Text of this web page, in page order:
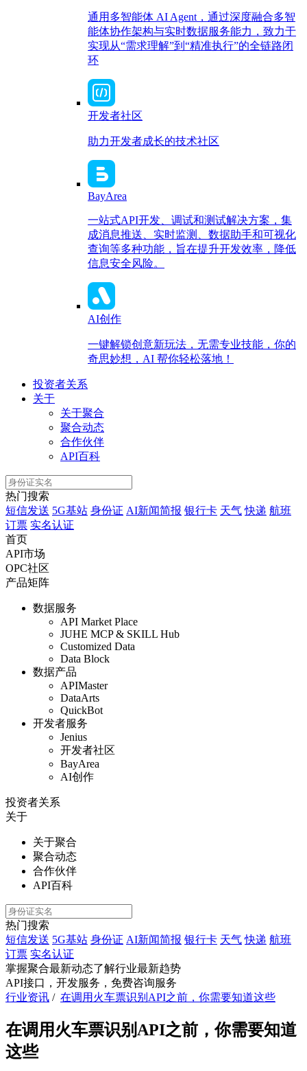
通用多智能体 AI Agent，通过深度融合多智
能体协作架构与实时数据服务能力，致力于
实现从“需求理解”到“精准执行”的全链路闭
环
开发者社区
助力开发者成长的技术社区
BayArea
一站式API开发、调试和测试解决方案，集
成消息推送、实时监测、数据助手和可视化
查询等多种功能，旨在提升开发效率，降低
信息安全风险。
AI创作
一键解锁创意新玩法，无需专业技能，你的
奇思妙想，AI 帮你轻松落地！
投资者关系
关于
关于聚合
聚合动态
合作伙伴
API百科
热门搜索
短信发送 5G基站 身份证 AI新闻简报 银行卡 天气 快递 航班
订票 实名认证
首页
API市场
OPC社区
产品矩阵
数据服务
API Market Place
JUHE MCP & SKILL Hub
Customized Data
Data Block
数据产品
APIMaster
DataArts
QuickBot
开发者服务
Jenius
开发者社区
BayArea
AI创作
投资者关系
关于
关于聚合
聚合动态
合作伙伴
API百科
热门搜索
短信发送 5G基站 身份证 AI新闻简报 银行卡 天气 快递 航班
订票 实名认证
掌握聚合最新动态了解行业最新趋势
API接口，开发服务，免费咨询服务
行业资讯 / 在调用火车票识别API之前，你需要知道这些
在调用火车票识别API之前，你需要知道
这些